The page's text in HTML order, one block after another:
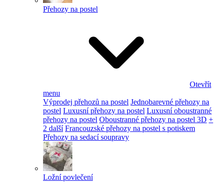
Přehozy na postel
Otevřít
menu
Výprodej přehozů na postel Jednobarevné přehozy na
postel Luxusní přehozy na postel Luxusní oboustranné
přehozy na postel Oboustranné přehozy na postel 3D +
2 další Francouzské přehozy na postel s potiskem
Přehozy na sedací soupravy
Ložní povlečení